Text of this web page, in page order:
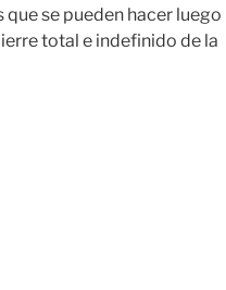
se pueden hacer luego
total e indefinido de la